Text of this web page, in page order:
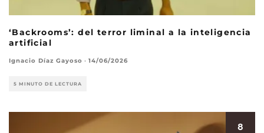
‘Backrooms’: del terror liminal a la inteligencia
artificial
Ignacio Díaz Gayoso · 14/06/2026
5 MINUTO DE LECTURA
8